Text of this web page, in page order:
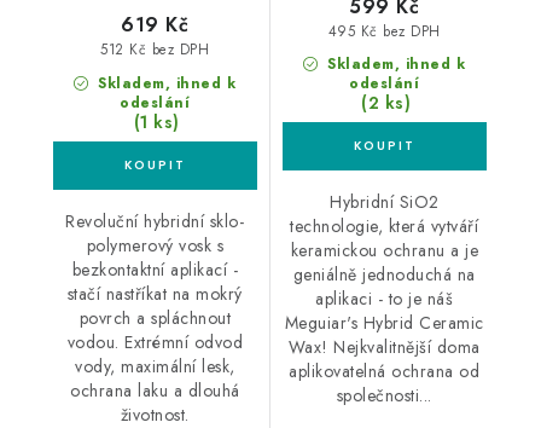
Skladem, ihned k
odeslání
(1 ks)
512 Kč bez DPH
619 Kč
Revoluční hybridní sklo-
polymerový vosk s
bezkontaktní aplikací -
stačí nastříkat na mokrý
povrch a spláchnout
vodou. Extrémní odvod
vody, maximální lesk,
ochrana laku a dlouhá
životnost.
Skladem, ihned k
odeslání
(2 ks)
495 Kč bez DPH
599 Kč
Hybridní SiO2
technologie, která vytváří
keramickou ochranu a je
geniálně jednoduchá na
aplikaci - to je náš
Meguiar's Hybrid Ceramic
Wax! Nejkvalitnější doma
aplikovatelná ochrana od
společnosti...